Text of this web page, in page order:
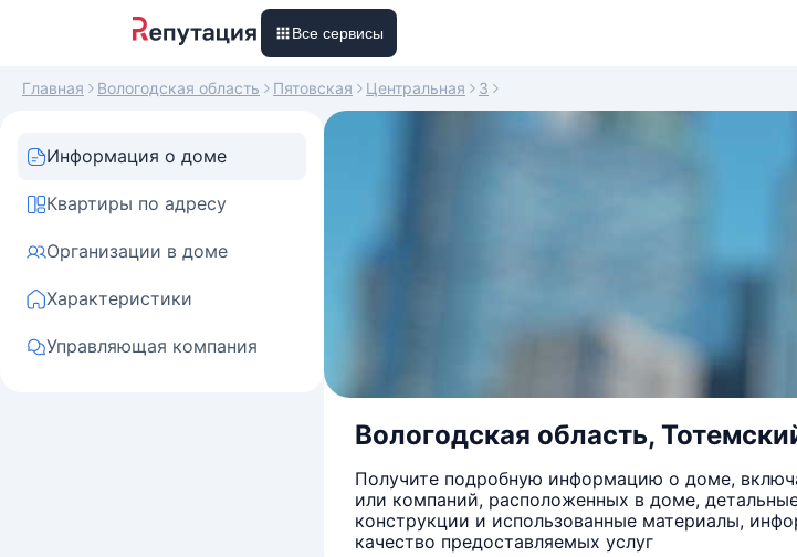
Все сервисы
Главная Вологодская область Пятовская Центральная 3
Информация о доме
Квартиры по адресу
Организации в доме
Характеристики
Управляющая компания
Вологодская область,
Получите подробную информацию о доме,
или компаний, расположенных в доме,
конструкции и использованные материалы,
качество предоставляемых услуг